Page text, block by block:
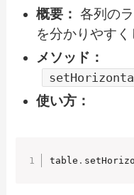
概要： 各列の
を分かりやすく
メソッド：
使い方：
table .